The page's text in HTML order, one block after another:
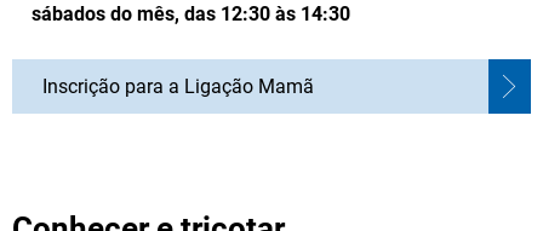
sábados do mês, das 12:30 às 14:30
Inscrição para a Ligação Mamã